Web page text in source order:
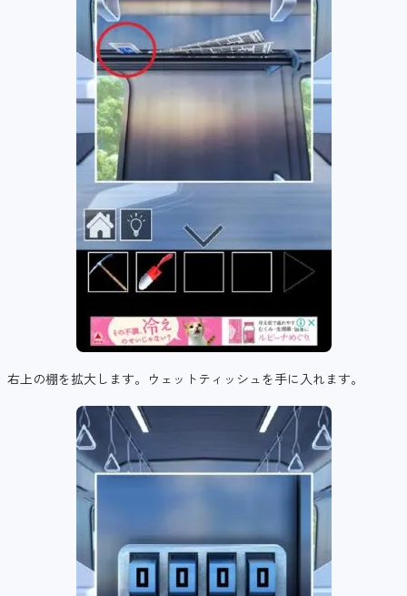
右上の棚を拡大します。ウェットティッシュを手に入れます。